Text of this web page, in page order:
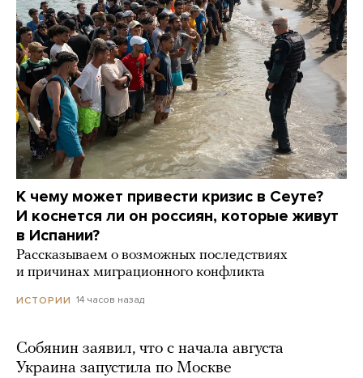
К чему может привести кризис в Сеуте?
И коснется ли он россиян, которые живут
в Испании?
Рассказываем о возможных последствиях
и причинах миграционного конфликта
ИСТОРИИ 14 часов назад
Собянин заявил, что с начала августа
Украина запустила по Москве